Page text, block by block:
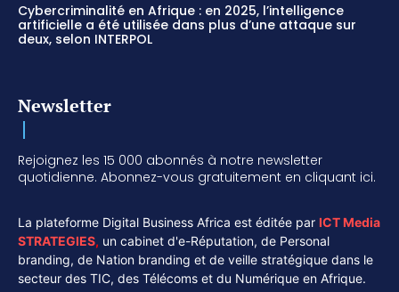
Cybercriminalité en Afrique : en 2025, l’intelligence
artificielle a été utilisée dans plus d’une attaque sur
deux, selon INTERPOL
Newsletter
Rejoignez les 15 000 abonnés à notre newsletter
quotidienne. Abonnez-vous gratuitement en cliquant ici.
La plateforme Digital Business Africa est éditée par ICT Media
STRATEGIES, un cabinet d'e-Réputation, de Personal
branding, de Nation branding et de veille stratégique dans le
secteur des TIC, des Télécoms et du Numérique en Afrique.